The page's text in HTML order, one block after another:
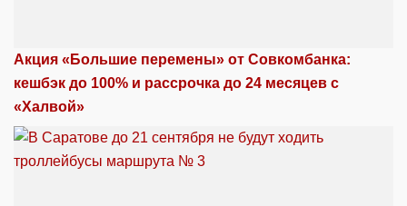
Акция «Большие перемены» от Совкомбанка:
кешбэк до 100% и рассрочка до 24 месяцев с
«Халвой»